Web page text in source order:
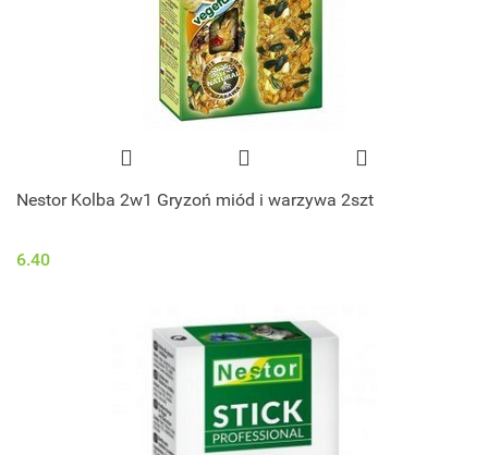
Nestor Kolba 2w1 Gryzoń miód i warzywa 2szt
6.40